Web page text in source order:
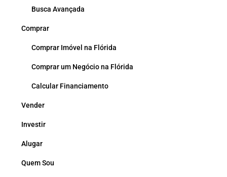
Busca Avançada
Comprar
Comprar Imóvel na Flórida
Comprar um Negócio na Flórida
Calcular Financiamento
Vender
Investir
Alugar
Quem Sou